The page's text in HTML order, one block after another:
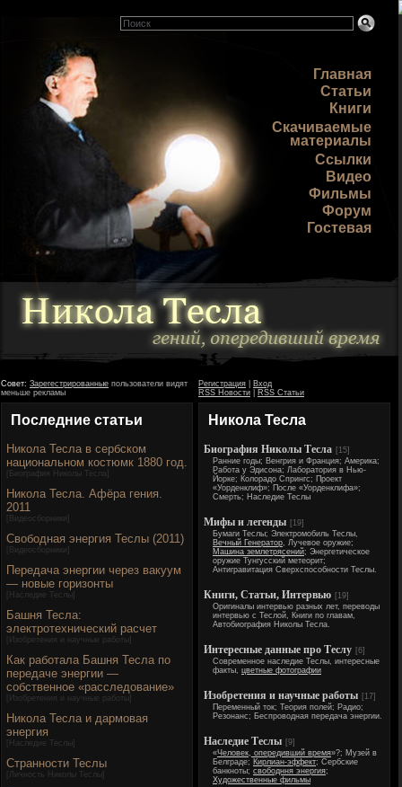
Главная
Статьи
Книги
Скачиваемые
материалы
Ссылки
Видео
Фильмы
Форум
Гостевая
Совет: Зарегестрированные пользователи видят
меньше рекламы
Регистрация
Вход
RSS Новости
RSS Статьи
Последние статьи
Никола Тесла в сербском
национальном костюмк 1880 год.
Биография Николы Тесла
Никола Тесла. Афёра гения.
2011
Видеосборники
Свободная энергия Теслы (2011)
Видеосборники
Передача энергии через вакуум
— новые горизонты
Наследие Теслы
Башня Тесла:
электротехнический расчет
Изобретения и научные работы
Как работала Башня Тесла по
передаче энергии —
собственное «расследование»
Изобретения и научные работы
Никола Тесла и дармовая
энергия
Наследие Теслы
Странности Теслы
Личность Николы Теслы
Никола Тесла
Биография Николы Тесла [15]
Ранние годы; Венгрия и Франция; Америка;
Работа у Эдисона; Лаборатория в Нью-
Йорке; Колорадо Спрингс; Проект
«Уорденклиф»; После «Уорденклифа»;
Смерть; Наследие Теслы
Мифы и легенды [19]
Бумаги Теслы; Электромобиль Теслы,
Вечный Генератор, Лучевое оружие;
Машина землетрясений; Энергетическое
оружие Тунгусский метеорит;
Антигравитация Сверхспособности Теслы.
Книги, Статьи, Интервью [19]
Оригиналы интервью разных лет, переводы
интервью с Теслой, Книги по главам,
Автобиография Николы Тесла.
Интересные данные про Теслу [6]
Современное наследие Теслы, интересные
факты, цветные фотографии
Изобретения и научные работы [17]
Переменный ток; Теория полей; Радио;
Резонанс; Беспроводная передача энергии.
Наследие Теслы [9]
«Человек, опередивший время»?; Музей в
Белграде; Кирлиан-эффект; Сербские
банкноты; свободння энергия;
Художественные фильмы